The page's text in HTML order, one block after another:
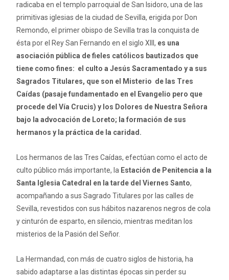
radicaba en el templo parroquial de San Isidoro, una de las
primitivas iglesias de la ciudad de Sevilla, erigida por Don
Remondo, el primer obispo de Sevilla tras la conquista de
ésta por el Rey San Fernando en el siglo XIII, es una
asociación pública de fieles católicos bautizados que
tiene como fines: el culto a Jesús Sacramentado y a sus
Sagrados Titulares, que son el Misterio de las Tres
Caídas (pasaje fundamentado en el Evangelio pero que
procede del Vía Crucis) y los Dolores de Nuestra Señora
bajo la advocación de Loreto; la formación de sus
hermanos y la práctica de la caridad.
Los hermanos de las Tres Caídas, efectúan como el acto de
culto público más importante, la Estación de Penitencia a la
Santa Iglesia Catedral en la tarde del Viernes Santo,
acompañando a sus Sagrado Titulares por las calles de
Sevilla, revestidos con sus hábitos nazarenos negros de cola
y cinturón de esparto, en silencio, mientras meditan los
misterios de la Pasión del Señor.
La Hermandad, con más de cuatro siglos de historia, ha
sabido adaptarse a las distintas épocas sin perder su